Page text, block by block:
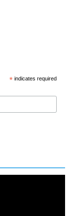
* indicates required